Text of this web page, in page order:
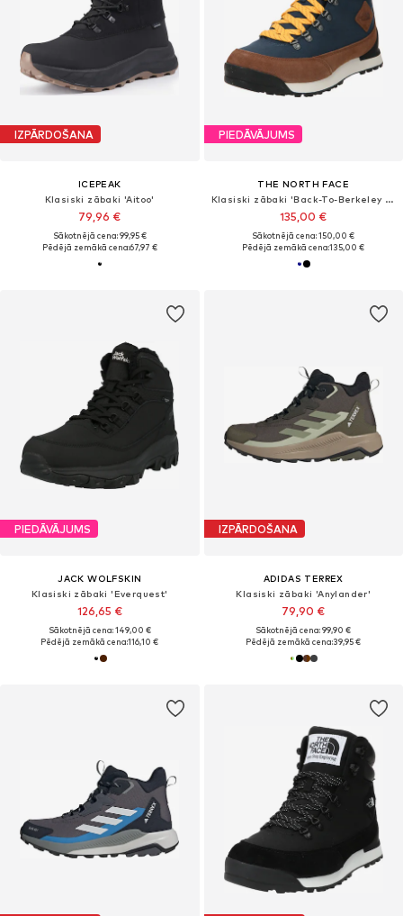
IZPĀRDOŠANA
ICEPEAK
Klasiski zābaki 'Aitoo'
79,96 €
Sākotnējā cena: 99,95 €
Pēdējā zemākā cena:67,97 €
PIEDĀVĀJUMS
THE NORTH FACE
Klasiski zābaki 'Back-To-Berkeley IV'
135,00 €
Sākotnējā cena: 150,00 €
Pēdējā zemākā cena:135,00 €
PIEDĀVĀJUMS
JACK WOLFSKIN
Klasiski zābaki 'Everquest'
126,65 €
Sākotnējā cena: 149,00 €
Pēdējā zemākā cena:116,10 €
IZPĀRDOŠANA
ADIDAS TERREX
Klasiski zābaki 'Anylander'
79,90 €
Sākotnējā cena: 99,90 €
Pēdējā zemākā cena:39,95 €